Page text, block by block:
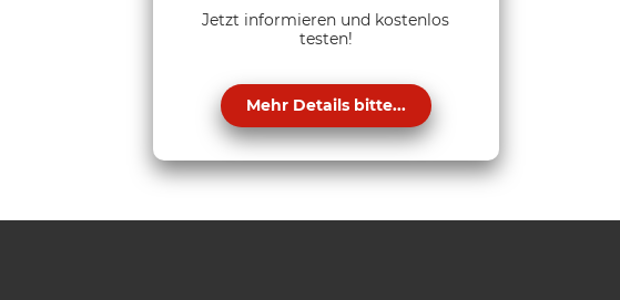
Jetzt informieren und kostenlos
testen!
Mehr Details bitte...